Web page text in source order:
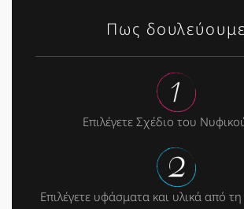
Πως δουλεύουμε
Επιλέγετε Σχέδιο του
Επιλέγετε υφάσματα και υλικά από